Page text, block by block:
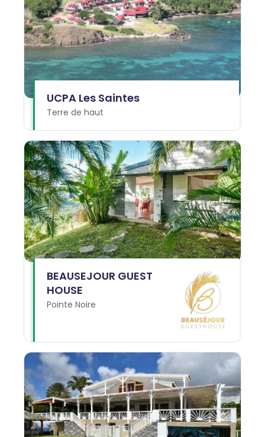
UCPA Les Saintes
Terre de haut
BEAUSEJOUR GUEST
HOUSE
Pointe Noire